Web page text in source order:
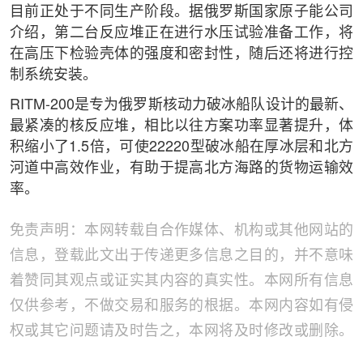
目前正处于不同生产阶段。据俄罗斯国家原子能公司
介绍，第二台反应堆正在进行水压试验准备工作，将
在高压下检验壳体的强度和密封性，随后还将进行控
制系统安装。
RITM-200是专为俄罗斯核动力破冰船队设计的最新、
最紧凑的核反应堆，相比以往方案功率显著提升，体
积缩小了1.5倍，可使22220型破冰船在厚冰层和北方
河道中高效作业，有助于提高北方海路的货物运输效
率。
免责声明：本网转载自合作媒体、机构或其他网站的
信息，登载此文出于传递更多信息之目的，并不意味
着赞同其观点或证实其内容的真实性。本网所有信息
仅供参考，不做交易和服务的根据。本网内容如有侵
权或其它问题请及时告之，本网将及时修改或删除。